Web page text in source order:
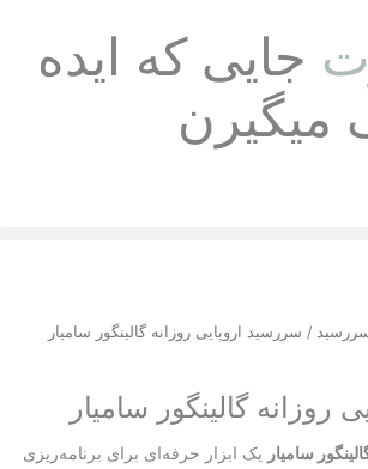
جایی که ایده
میگیرن
/ سررسید اروپایی روزانه گالینگور سامیار
روزانه گالینگور سامیار
سامیار یک ابزار حرفه‌ای برای برنامه‌ریزی